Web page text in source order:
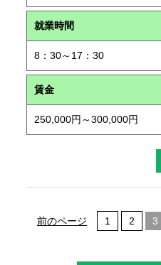
就業時間
8：30～17：30
賃金
250,000円～300,000円
前のページ 1 2 3